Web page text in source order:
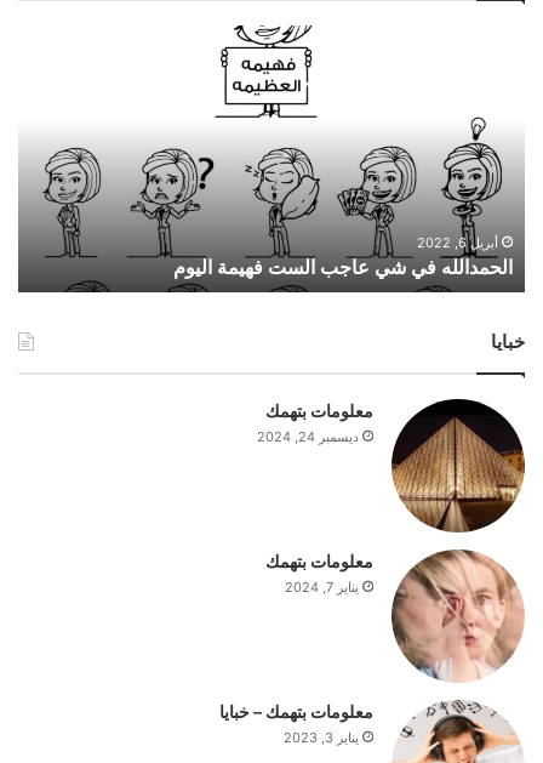
ي
ي
ع
ب
ا
ل
ه
ي
م
ي
أبريل 6, 2022
الحمدالله في شي عاجب الست فهيمة اليوم
خبايا
معلومات بتهمك
ديسمبر 24, 2024
معلومات بتهمك
يناير 7, 2024
معلومات بتهمك – خبايا
يناير 3, 2023